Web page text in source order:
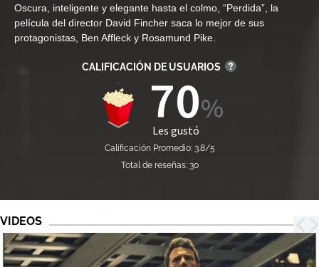
Oscura, inteligente y elegante hasta el colmo, “Perdida”, la
película del director David Fincher saca lo mejor de sus
protagonistas, Ben Affleck y Rosamund Pike.
CALIFICACIÓN DE USUARIOS
70
Les gustó
Calificación Promedio: 3.8/5
Total de reseñas: 30
VIDEOS